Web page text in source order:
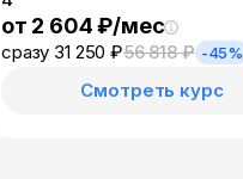
от 2 604 ₽/мес
сразу 31 250 ₽56 818 ₽ -45%
Смотреть курс